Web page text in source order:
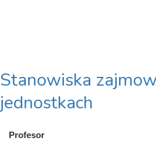
Stanowiska
jednostkach
Profesor